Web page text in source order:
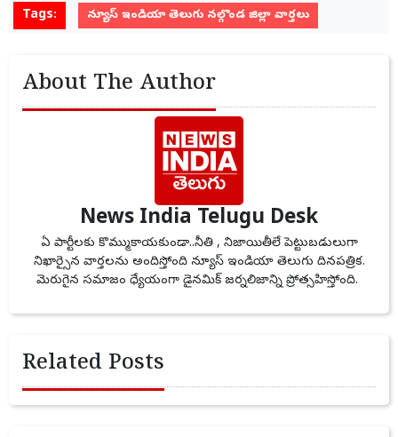
Tags: న్యూస్ ఇండియా తెలుగు నల్గొండ జిల్లా వార్తలు
About The Author
News India Telugu Desk
ఏ పార్టీలకు కొమ్ముకాయకుండా..నీతి , నిజాయితీలే పెట్టుబడులుగా
నిఖార్సైన వార్తలను అందిస్తోంది న్యూస్ ఇండియా తెలుగు దినపత్రిక.
మెరుగైన సమాజం ధ్యేయంగా డైనమిక్ జర్నలిజాన్ని ప్రోత్సహిస్తోంది.
Related Posts